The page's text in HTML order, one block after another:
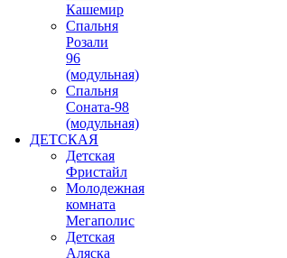
Кашемир
Спальня
Розали
96
(модульная)
Спальня
Соната-98
(модульная)
ДЕТСКАЯ
Детская
Фристайл
Молодежная
комната
Мегаполис
Детская
Аляска